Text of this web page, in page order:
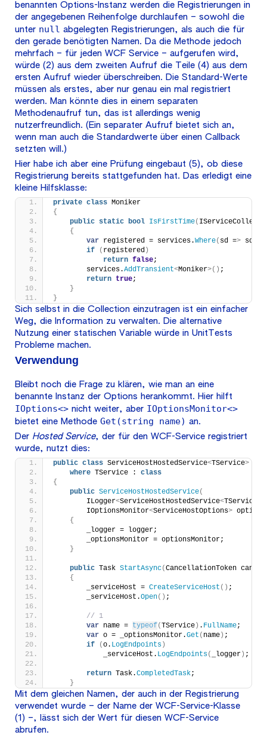
benannten Options-Instanz werden die Registrierungen in
der angegebenen Reihenfolge durchlaufen – sowohl die
unter null abgelegten Registrierungen, als auch die für
den gerade benötigten Namen. Da die Methode jedoch
mehrfach – für jeden WCF Service – aufgerufen wird,
würde (2) aus dem zweiten Aufruf die Teile (4) aus dem
ersten Aufruf wieder überschreiben. Die Standard-Werte
müssen als erstes, aber nur genau ein mal registriert
werden. Man könnte dies in einem separaten
Methodenaufruf tun, das ist allerdings wenig
nutzerfreundlich. (Ein separater Aufruf bietet sich an,
wenn man auch die Standardwerte über einen Callback
setzten will.)
Hier habe ich aber eine Prüfung eingebaut (5), ob diese
Registrierung bereits stattgefunden hat. Das erledigt eine
kleine Hilfsklasse:
private class Moniker
{
public static bool IsFirstTime(
{
var registered = services.Where( sd => sd.
if
( registered )
return false;
        services.
AddTransient<Moniker>() ;
return true;
}
}
Sich selbst in die Collection einzutragen ist ein einfacher
Weg, die Information zu verwalten. Die alternative
Nutzung einer statischen Variable würde in UnitTests
Probleme machen.
Verwendung
Bleibt noch die Frage zu klären, wie man an eine
benannte Instanz der Options herankommt. Hier hilft
IOptions<> nicht weiter, aber IOptionsMonitor<>
bietet eine Methode Get(string name) an.
Der Hosted Service, der für den WCF-Service registriert
wurde, nutzt dies:
public class ServiceHostHostedService<TService> :
where TService : class
{
public ServiceHostHostedService(
        ILogger
<ServiceHostHostedService<TService
        IOptionsMonitor
<ServiceHostOptions>
{
        _logger = logger;
        _optionsMonitor = optionsMonitor;
}
public Task StartAsync(CancellationToken
{
        _serviceHost =
CreateServiceHost () ;
        _serviceHost.
Open() ;
// 1
var name = typeof(TService ) . FullName;
var o = _optionsMonitor.Get ( name ) ;
if
(o. LogEndpoints )
            _serviceHost.
LogEndpoints( _logger ) ;
return Task.CompletedTask;
}
Mit dem gleichen Namen, der auch in der Registrierung
verwendet wurde – der Name der WCF-Service-Klasse
(1) –, lässt sich der Wert für diesen WCF-Service
abrufen.